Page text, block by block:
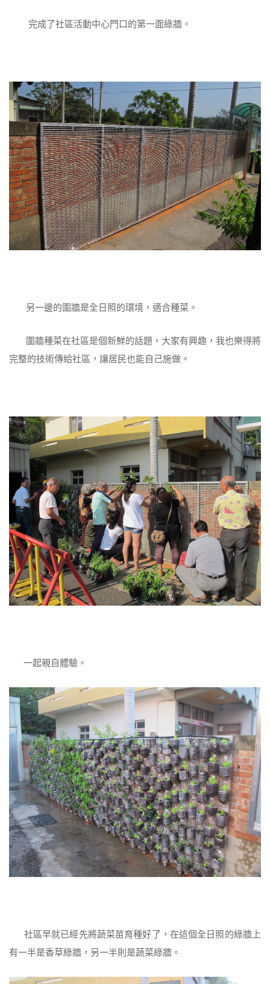
完成了社區活動中心門口的第一面綠牆。
另一邊的圍牆是全日照的環境，適合種菜。
圍牆種菜在社區是個新鮮的話題，大家有興趣，我也樂得將
完整的技術傳給社區，讓居民也能自己施做。
一起親自體驗。
社區早就已經先將蔬菜苗育種好了，在這個全日照的綠牆上
有一半是香草綠牆，另一半則是蔬菜綠牆。